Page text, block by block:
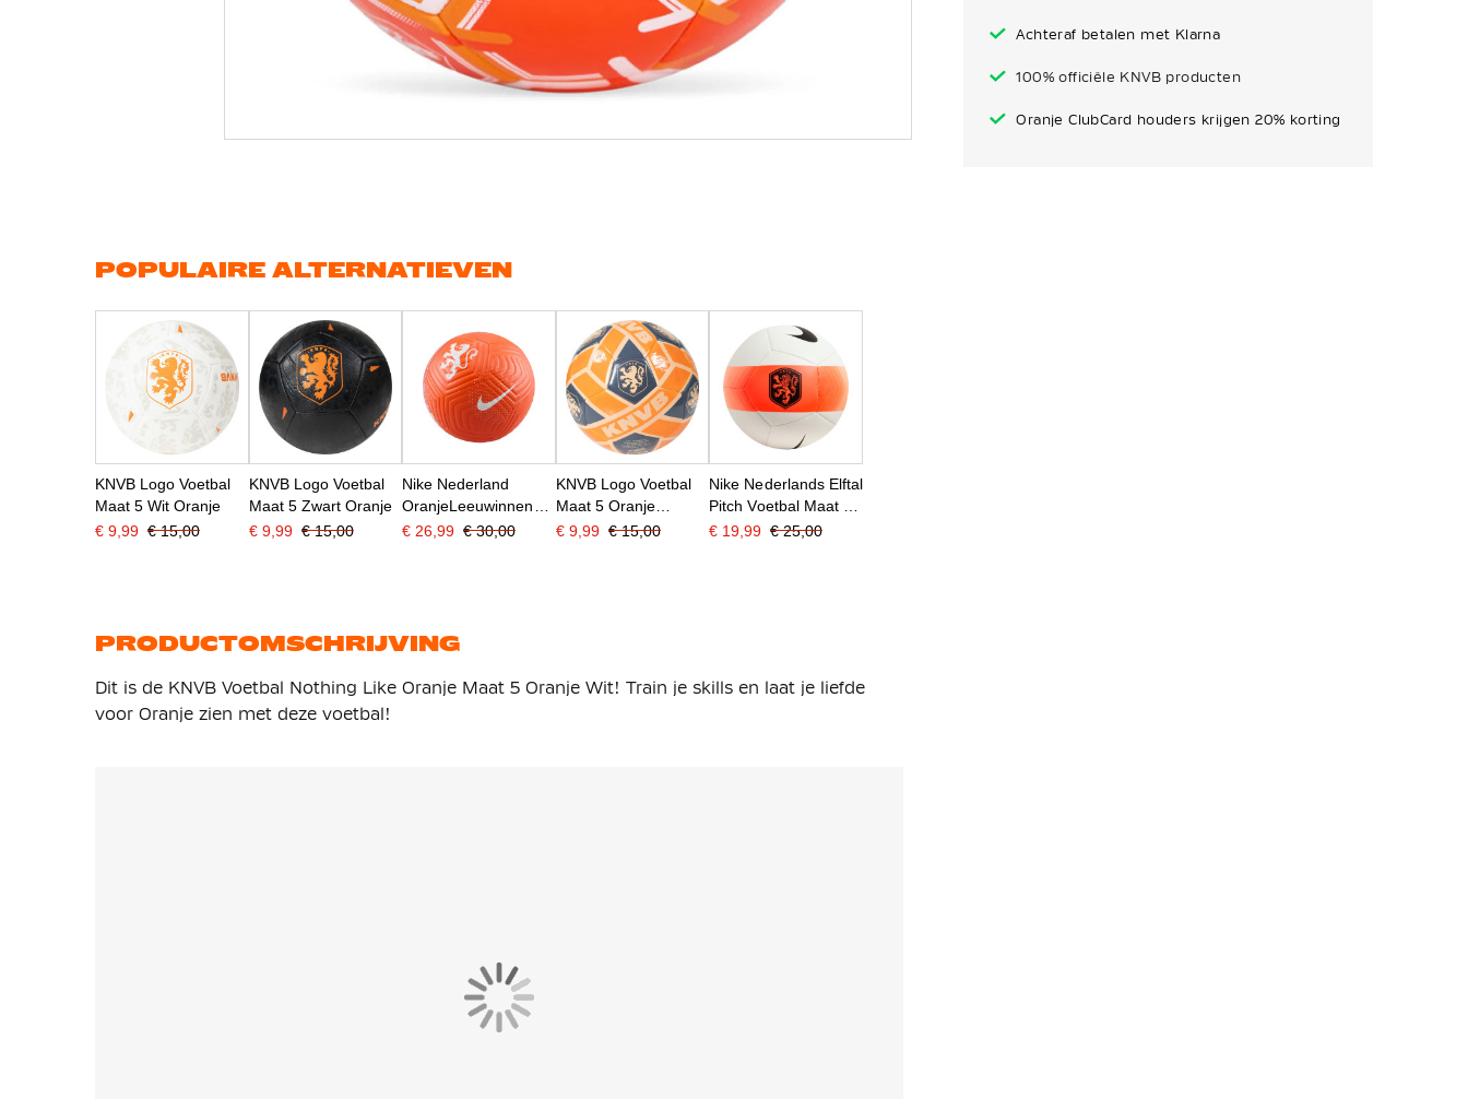
gallerij
Achteraf betalen met Klarna
100% officiële KNVB producten
Oranje ClubCard houders krijgen 20% korting
POPULAIRE ALTERNATIEVEN
KNVB Logo Voetbal
Maat 5 Wit Oranje
€ 9,99 € 15,00
KNVB Logo Voetbal
Maat 5 Zwart Oranje
€ 9,99 € 15,00
Nike Nederland
OranjeLeeuwinnen
Voetbal Academy
€ 26,99 € 30,00
KNVB Logo Voetbal
Maat 5 Oranje
Donkerblauw
€ 9,99 € 15,00
Nike Nederlands Elftal
Pitch Voetbal Maat 5
2026-2028 Wit Zwart
€ 19,99 € 25,00
PRODUCTOMSCHRIJVING
Dit is de KNVB Voetbal Nothing Like Oranje Maat 5 Oranje Wit! Train je skills en laat je liefde
voor Oranje zien met deze voetbal!